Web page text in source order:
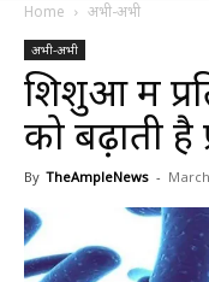
Home अभी-अभी
अभी-अभी
शिशुओं में
को बढ़ाती है
By TheAmpleNews -